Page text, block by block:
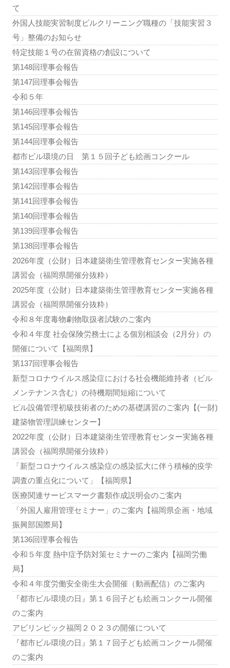
て
外国人技能実習制度ビルクリーニング職種の「技能実習３
号」整備のお知らせ
特定技能１号の在留資格の創設について
第148回理事会報告
第147回理事会報告
令和５年
第146回理事会報告
第145回理事会報告
第144回理事会報告
都市ビル環境の日 第１５回子ども絵画コンクール
第143回理事会報告
第142回理事会報告
第141回理事会報告
第140回理事会報告
第139回理事会報告
第138回理事会報告
2026年度（公財）日本建築衛生管理教育センター実施各種
講習会（福岡県開催分抜粋）
2025年度（公財）日本建築衛生管理教育センター実施各種
講習会（福岡県開催分抜粋）
令和８年度毒物劇物取扱者試験のご案内
令和４年度 社会保険労務士による個別相談会（2月分）の
開催について【福岡県】
第137回理事会報告
新型コロナウイルス感染症における社会機能維持者（ビル
メンテナンス含む）の待機期間短縮について
ビル設備管理初級技術者のための基礎講習のご案内【(一財)
建築物管理訓練センター】
2022年度（公財）日本建築衛生管理教育センター実施各種
講習会（福岡県開催分抜粋）
「新型コロナウイルス感染症の感染拡大に伴う積極的疫学
調査の重点化について」【福岡県】
医療関連サービスマーク書類作成説明会のご案内
「外国人雇用管理セミナー」のご案内【福岡県企画・地域
振興部国際局】
第136回理事会報告
令和５年度 熱中症予防対策セミナーのご案内【福岡労働
局】
令和４年度労働安全衛生大会開催（動画配信）のご案内
『都市ビル環境の日』第１６回子ども絵画コンクール開催
のご案内
アビリンピック福岡２０２３の開催について
『都市ビル環境の日』第１７回子ども絵画コンクール開催
のご案内